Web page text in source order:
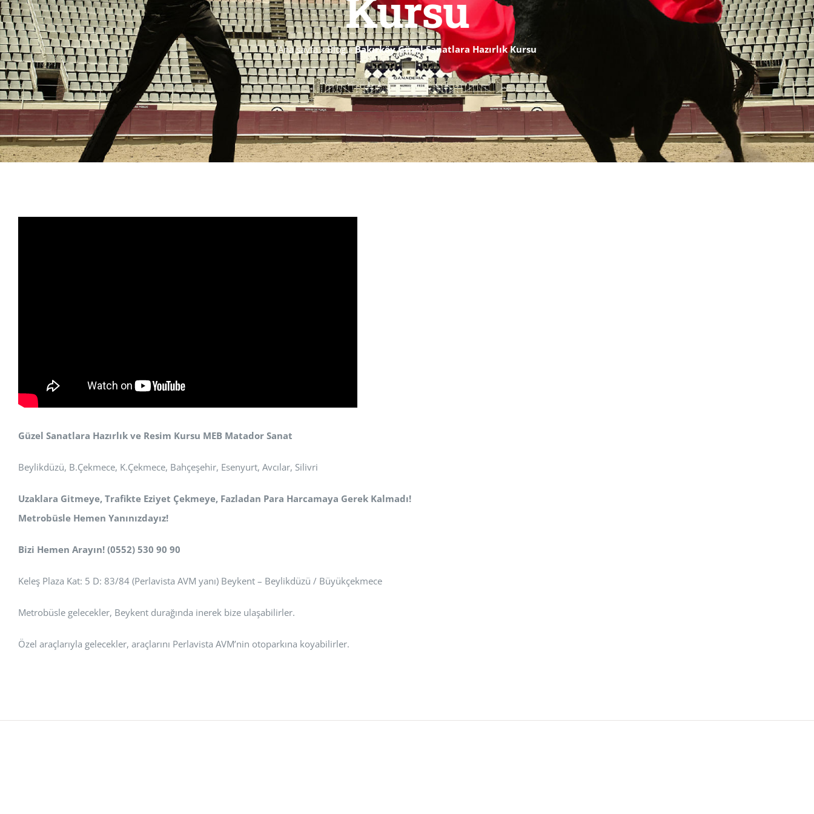
Ana sayfa»Blog»Bakırköy Güzel Sanatlara Hazırlık Kursu
Güzel Sanatlara Hazırlık ve Resim Kursu MEB Matador Sanat
Beylikdüzü, B.Çekmece, K.Çekmece, Bahçeşehir, Esenyurt, Avcılar, Silivri
Uzaklara Gitmeye, Trafikte Eziyet Çekmeye, Fazladan Para Harcamaya Gerek Kalmadı!
Metrobüsle Hemen Yanınızdayız!
Bizi Hemen Arayın! (0552) 530 90 90
Keleş Plaza Kat: 5 D: 83/84 (Perlavista AVM yanı) Beykent – Beylikdüzü / Büyükçekmece
Metrobüsle gelecekler, Beykent durağında inerek bize ulaşabilirler.
Özel araçlarıyla gelecekler, araçlarını Perlavista AVM’nin otoparkına koyabilirler.